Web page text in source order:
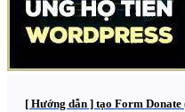
[ Hướng dẫn ] tạo Form Donate